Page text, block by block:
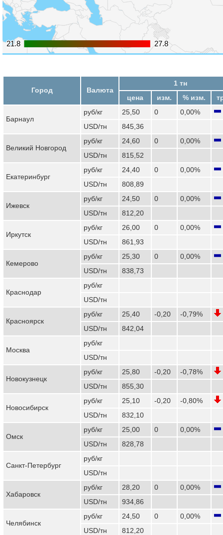
21.8
21.8 27.8
27.8
Город Валюта
1 тн
цена
изм. % изм.
Барнаул
руб/кг 25,50 0
0,00%
USD/тн
845,36
Великий Новгород
руб/кг 24,60 0
0,00%
USD/тн
815,52
Екатеринбург
руб/кг 24,40 0
0,00%
USD/тн
808,89
Ижевск
руб/кг 24,50 0
0,00%
USD/тн
812,20
Иркутск
руб/кг 26,00 0
0,00%
USD/тн
861,93
Кемерово
руб/кг 25,30 0
0,00%
USD/тн
838,73
Краснодар
руб/кг
USD/тн
Красноярск
руб/кг 25,40 -0,20
-0,79%
USD/тн
842,04
Москва
руб/кг
USD/тн
Новокузнецк
руб/кг 25,80 -0,20
-0,78%
USD/тн
855,30
Новосибирск
руб/кг 25,10 -0,20
-0,80%
USD/тн
832,10
Омск
руб/кг 25,00 0
0,00%
USD/тн
828,78
Санкт-Петербург
руб/кг
USD/тн
Хабаровск
руб/кг 28,20 0
0,00%
USD/тн
934,86
Челябинск
руб/кг 24,50 0
0,00%
USD/тн
812,20